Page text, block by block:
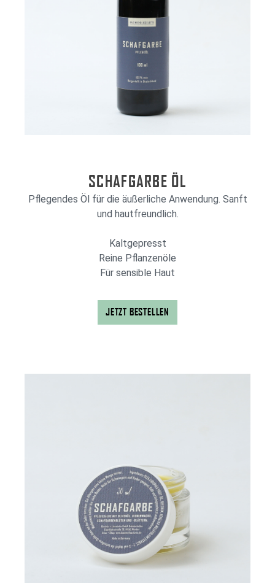
SCHAFGARBE ÖL
Pflegendes Öl für die äußerliche Anwendung. Sanft
und hautfreundlich.
Kaltgepresst
Reine Pflanzenöle
Für sensible Haut
JETZT BESTELLEN